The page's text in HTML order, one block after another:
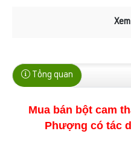
Tổng quan
Mua bán bột cam
Phượng có tác